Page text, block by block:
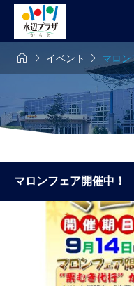
  イベント  マロン
マロンフェア開催中！